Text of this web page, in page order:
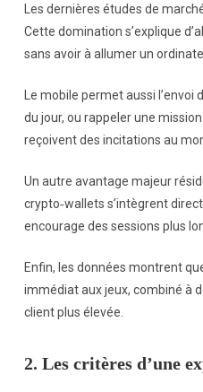
Les dernières études de
Cette domination s’explique
sans avoir à allumer un
Le mobile permet aussi
du jour, ou rappeler une
reçoivent des incitations au
Un autre avantage majeur
crypto‑wallets s’intègrent
encourage des sessions plus
Enfin, les données montrent
immédiat aux jeux, combiné à
client plus élevée.
2. Les critères d’une